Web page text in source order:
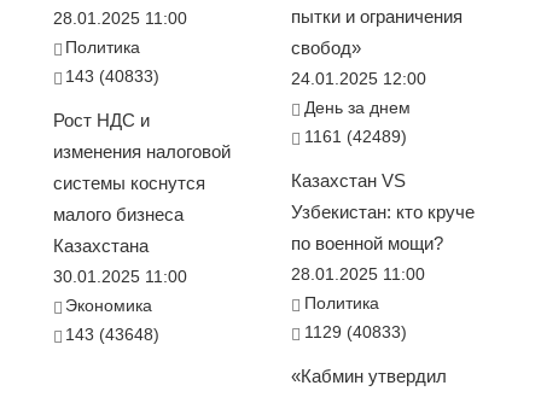
28.01.2025 11:00
Политика
143 (40833)
Рост НДС и
изменения налоговой
системы коснутся
малого бизнеса
Казахстана
30.01.2025 11:00
Экономика
143 (43648)
пытки и ограничения
свобод»
24.01.2025 12:00
День за днем
1161 (42489)
Казахстан VS
Узбекистан: кто круче
по военной мощи?
28.01.2025 11:00
Политика
1129 (40833)
«Кабмин утвердил